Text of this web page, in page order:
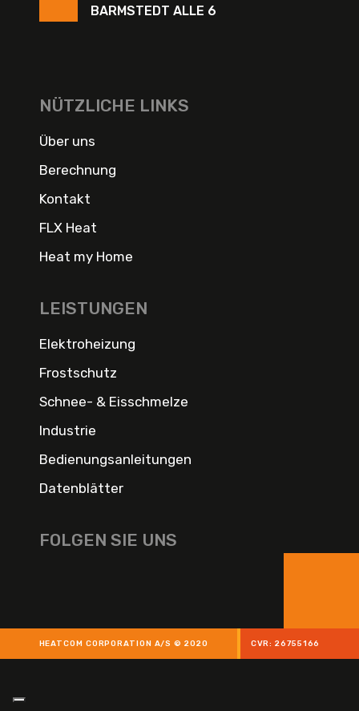
BARMSTEDT ALLE 6
NÜTZLICHE LINKS
Über uns
Berechnung
Kontakt
FLX Heat
Heat my Home
LEISTUNGEN
Elektroheizung
Frostschutz
Schnee- & Eisschmelze
Industrie
Bedienungsanleitungen
Datenblätter
FOLGEN SIE UNS
HEATCOM CORPORATION A/S © 2020 CVR: 26755166